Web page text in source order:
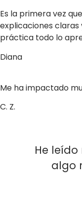
Es la primera vez
explicaciones claras
práctica todo lo
Diana
Me ha impactado
C. Z.
He
algo